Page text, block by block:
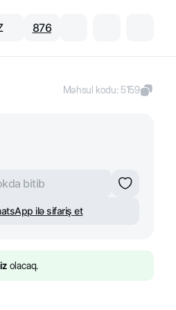
876
Məhsul kodu:5159
bitib
ilə sifariş et
olacaq.